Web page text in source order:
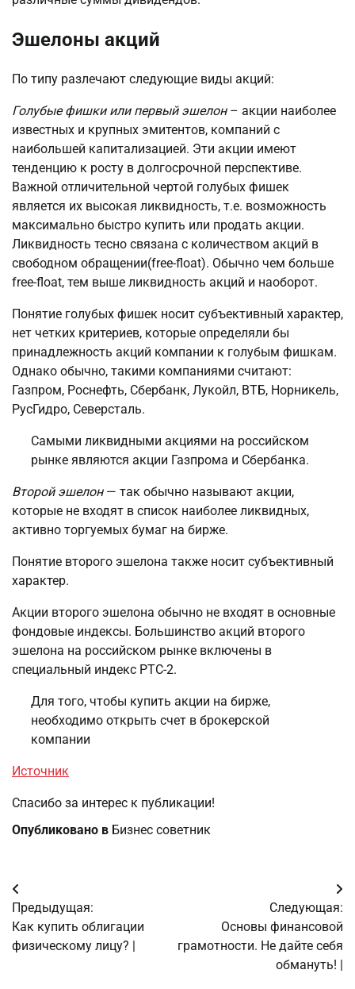
Эшелоны акций
По типу разлечают следующие виды акций:
Голубые фишки или первый эшелон – акции наиболее
известных и крупных эмитентов, компаний с
наибольшей капитализацией. Эти акции имеют
тенденцию к росту в долгосрочной перспективе.
Важной отличительной чертой голубых фишек
является их высокая ликвидность, т.е. возможность
максимально быстро купить или продать акции.
Ликвидность тесно связана с количеством акций в
свободном обращении(free-float). Обычно чем больше
free-float, тем выше ликвидность акций и наоборот.
Понятие голубых фишек носит субъективный характер,
нет четких критериев, которые определяли бы
принадлежность акций компании к голубым фишкам.
Однако обычно, такими компаниями считают:
Газпром, Роснефть, Сбербанк, Лукойл, ВТБ, Норникель,
РусГидро, Северсталь.
Самыми ликвидными акциями на российском
рынке являются акции Газпрома и Сбербанка.
Второй эшелон— так обычно называют акции,
которые не входят в список наиболее ликвидных,
активно торгуемых бумаг на бирже.
Понятие второго эшелона также носит субъективный
характер.
Акции второго эшелона обычно не входят в основные
фондовые индексы. Большинство акций второго
эшелона на российском рынке включены в
специальный индекс РТС-2.
Для того, чтобы купить акции на бирже,
необходимо открыть счет в брокерской
компании
Источник
Спасибо за интерес к публикации!
Опубликовано в Бизнес советник
Навигация
по
записям
Предыдущая:
Как купить облигации
физическому лицу? |
Следующая:
Основы финансовой
грамотности. Не дайте себя
обмануть! |